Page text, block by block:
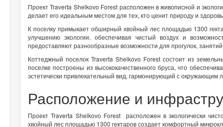
Проект Traverta Shelkovo Forest расположен в живописной и
делает его идеальным местом для тех, кто ценит природу и
К поселку примыкает обширный хвойный лес площадью 1300
улучшению экологии, обеспечивая чистый воздух и
предоставляют разнообразные возможности для прогулок,
Коттеджный поселок Traverta Shelkovo Forest состоит из
поселке построены из высококачественного бруса, что
эстетически привлекательный вид, гармонирующий с окружающим
Расположение и
Проект Traverta Shelkovo Forest расположен в экологически
хвойный лес площадью 1300 гектаров создает комфортный